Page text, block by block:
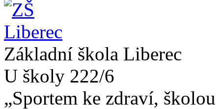
Základní škola Liberec
U školy 222/6
„Sportem ke zdraví,